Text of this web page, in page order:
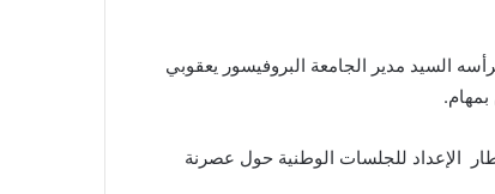
ترأسه السيد مدير الجامعة البروفيسور يعقوبي
الإعداد للجلسات الوطنية حول عصرنة